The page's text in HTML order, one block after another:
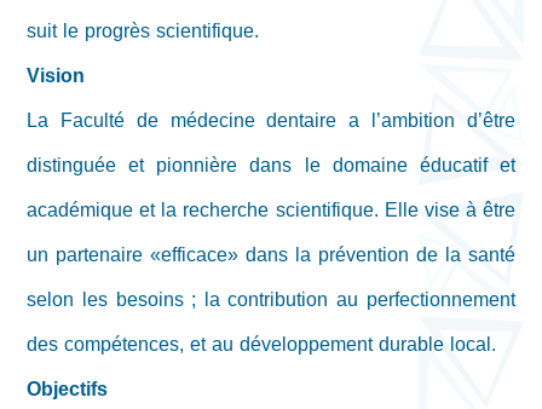
suit le progrès scientifique.
Vision
La Faculté de médecine dentaire a l’ambition d’être
distinguée et pionnière dans le domaine éducatif et
académique et la recherche scientifique. Elle vise à être
un partenaire «efficace» dans la prévention de la santé
selon les besoins ; la contribution au perfectionnement
des compétences, et au développement durable local.
Objectifs